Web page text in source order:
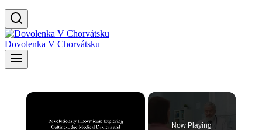
Dovolenka V Chorvátsku
×
Now Playing